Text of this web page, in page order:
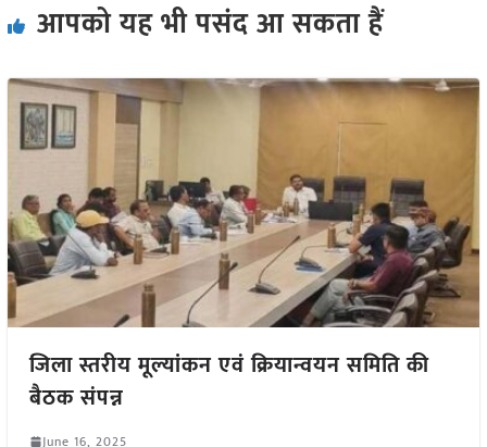
आपको यह भी पसंद आ सकता हैं
जिला स्तरीय मूल्यांकन एवं क्रियान्वयन समिति की
बैठक संपन्न
June 16, 2025